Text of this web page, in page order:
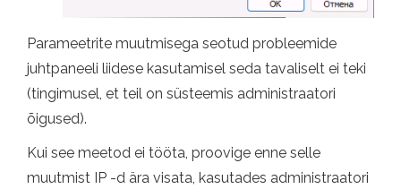
Parameetrite muutmisega seotud probleemide
juhtpaneeli liidese kasutamisel seda tavaliselt ei teki
(tingimusel, et teil on süsteemis administraatori
õigused).
Kui see meetod ei tööta, proovige enne selle
muutmist IP -d ära visata, kasutades administraatori